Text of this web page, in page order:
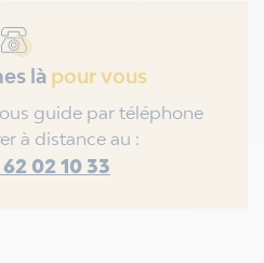
là pour vous
guide par téléphone
à distance au :
02 10 33